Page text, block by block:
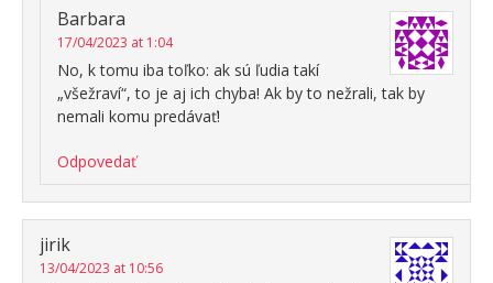
Barbara
17/04/2023 at 1:04
No, k tomu iba toľko: ak sú ľudia takí
„všežraví“, to je aj ich chyba! Ak by to nežrali, tak by
nemali komu predávať!
Odpovedať
jirik
13/04/2023 at 10:56